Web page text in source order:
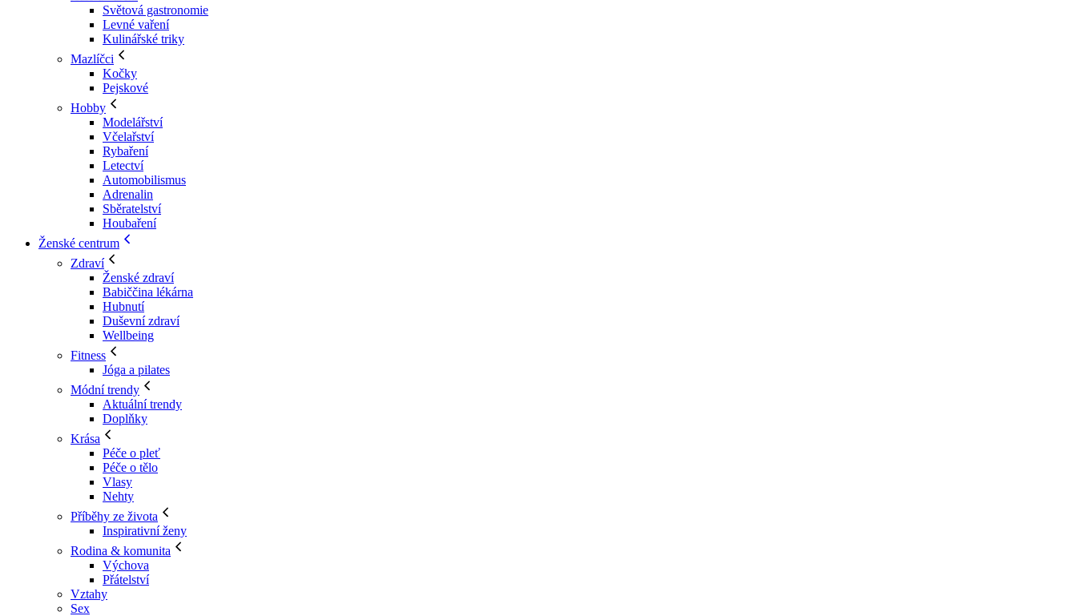
Světová gastronomie
Levné vaření
Kulinářské triky
Mazlíčci
Kočky
Pejskové
Hobby
Modelářství
Včelařství
Rybaření
Letectví
Automobilismus
Adrenalin
Sběratelství
Houbaření
Ženské centrum
Zdraví
Ženské zdraví
Babiččina lékárna
Hubnutí
Duševní zdraví
Wellbeing
Fitness
Jóga a pilates
Módní trendy
Aktuální trendy
Doplňky
Krása
Péče o pleť
Péče o tělo
Vlasy
Nehty
Příběhy ze života
Inspirativní ženy
Rodina & komunita
Výchova
Přátelství
Vztahy
Sex